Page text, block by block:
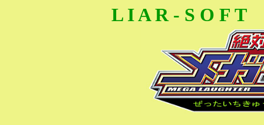
L I A R - S O F